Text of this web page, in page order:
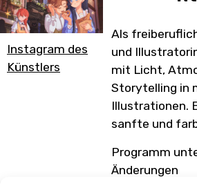
Instagram des
Künstlers
Als
und
mit Licht,
Storytelling in
Illustrationen.
sanfte und
Programm
Änderungen